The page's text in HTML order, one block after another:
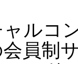
ルコ
員制